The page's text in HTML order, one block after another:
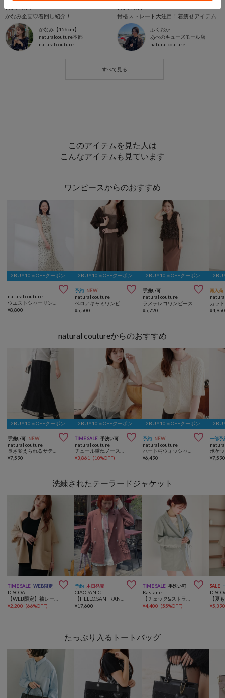
2025.10.25
かなみ企画♡着回し紹介！
かなみ【156cm】
naturalcouture本部
natural couture
2025.10.22
骨格ストレート大注目！着痩せアイテム
ふくおか
あべのキューズモール店
natural couture
このアイテムを見た人は
こんなアイテムも見ています
ワンピースからのおすすめ
2BUY10％OFFクーポン

natural couture
¥8,800
2BUY10％OFFクーポン
予約 NEW 
natural couture
¥5,500
2BUY10％OFFクーポン
手洗い可 
natural couture
ラメテレコワンピース
¥5,720
再入荷
¥
natural coutureからのおすすめ
2BUY10％OFFクーポン
手洗い可 NEW 
natural couture
¥7,590
2BUY10％OFFクーポン
TIME SALE 手洗い可 
natural couture
¥3,861 (10%OFF)
2BUY10％OFFクーポン
予約 NEW 
natural couture
¥6,490
一部予
¥
洗練されたテーラードジャケット
TIME SALE WEB限定 
DISCOAT
¥2,200 (66%OFF)
予約 本日発売 
CIAOPANIC
¥17,600
TIME SALE 手洗い可 
Kastane
¥4,400 (55%OFF)
SALE
¥
たっぷり入るトートバッグ